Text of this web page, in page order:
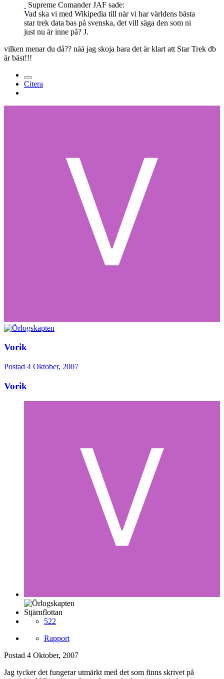
Supreme Comander JAF sade:
Vad ska vi med Wikipedia till när vi har världens bästa
star trek data bas på svenska, det vill säga den som ni
just nu är inne på? J.
vilken menar du då?? nää jag skoja bara det är klart att Star Trek db
är bäst!!!
Citera
Vorik
Postad 4 Oktober, 2007
Vorik
Stjärnflottan
522
Rapport
Postad 4 Oktober, 2007
Jag tycker det fungerar utmärkt med det som finns skrivet på